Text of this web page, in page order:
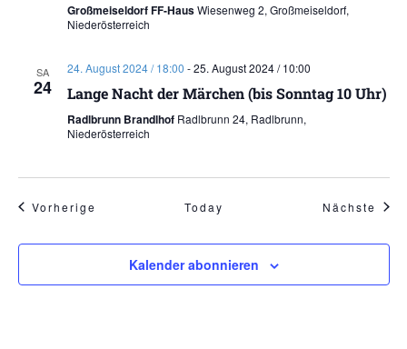
Großmeiseldorf FF-HausWiesenweg 2, Großmeiseldorf,
Niederösterreich
SA
24
24. August 2024 / 18:00 -25. August 2024 / 10:00
Lange Nacht der Märchen (bis Sonntag 10 Uhr)
Radlbrunn Brandlhof Radlbrunn 24, Radlbrunn,
Niederösterreich
Vorherige VeranstaltungenToday Nächste
Kalender abonnieren